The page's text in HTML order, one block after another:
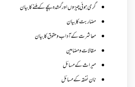
گری ہوئی چیزوں اورگمشدہ بچے کے ملنے کا بیان
مضاربت کا بیان
معاشرت کے آداب و حقوق کا بیان
مقالات ومضامین
میراث کے مسائل
نان نفقہ کے مسائل